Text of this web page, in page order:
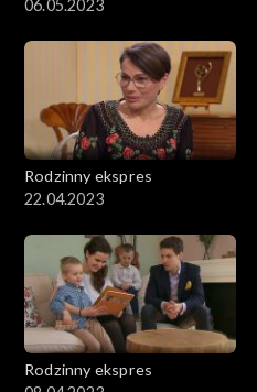
06.05.2023
Rodzinny ekspres
22.04.2023
Rodzinny ekspres